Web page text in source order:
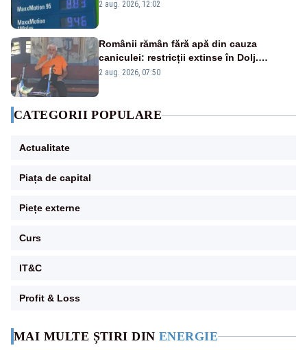
MAI MULTE ȘTIRI DIN ENERGIE
2 aug. 2026, 12:02
Românii rămân fără apă din cauza
caniculei: restricții extinse în Dolj.
Oamenii au „cu program la robinet”
2 aug. 2026, 07:50
CATEGORII POPULARE
Actualitate
Piața de capital
Piețe externe
Curs
IT&C
Profit & Loss